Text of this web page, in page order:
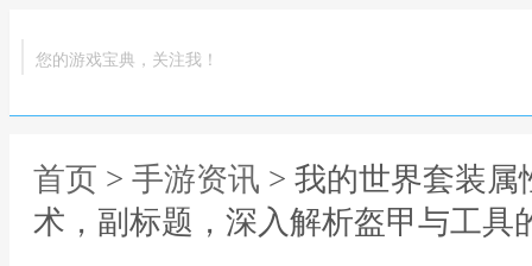
您的游戏宝典，关注我！
首页 > 手游资讯 > 我的世界套装
术，副标题，深入解析盔甲与工具